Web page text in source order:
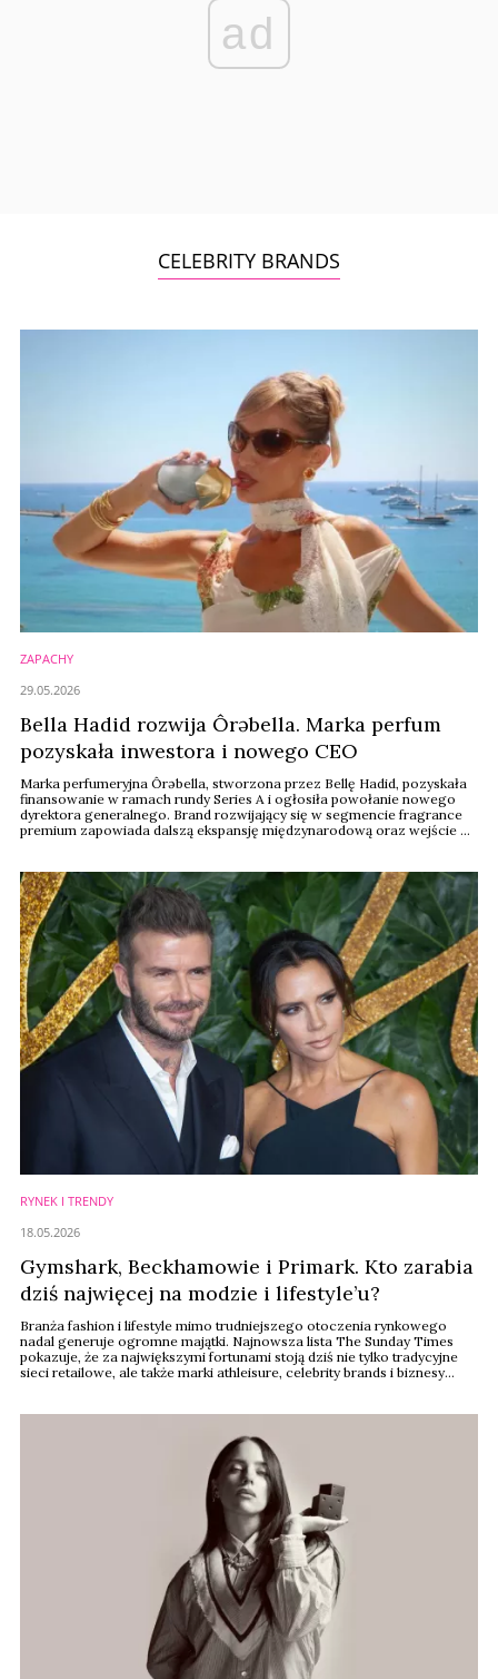
ad
CELEBRITY BRANDS
ZAPACHY
Bella Hadid rozwija Ôrəbella. Marka perfum
pozyskała inwestora i nowego CEO
Marka perfumeryjna Ôrəbella, stworzona przez Bellę Hadid, pozyskała
finansowanie w ramach rundy Series A i ogłosiła powołanie nowego
dyrektora generalnego. Brand rozwijający się w segmencie fragrance
premium zapowiada dalszą ekspansję międzynarodową oraz wejście w
29.05.2026
RYNEK I TRENDY
Gymshark, Beckhamowie i Primark. Kto zarabia
dziś najwięcej na modzie i lifestyle’u?
Branża fashion i lifestyle mimo trudniejszego otoczenia rynkowego
nadal generuje ogromne majątki. Najnowsza lista The Sunday Times
pokazuje, że za największymi fortunami stoją dziś nie tylko tradycyjne
sieci retailowe, ale także marki athleisure, celebrity brands i biznesy
18.05.2026